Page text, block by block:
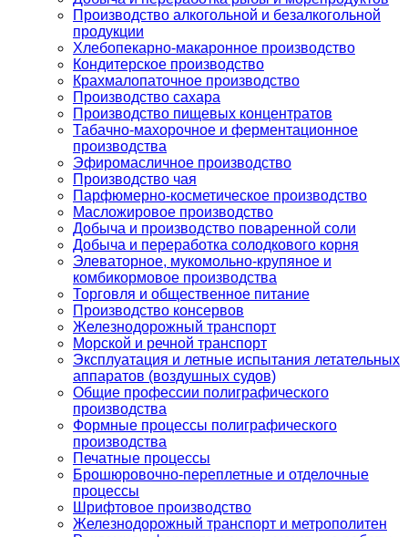
Производство алкогольной и безалкогольной
продукции
Хлебопекарно-макаронное производство
Кондитерское производство
Крахмалопаточное производство
Производство сахара
Производство пищевых концентратов
Табачно-махорочное и ферментационное
производства
Эфиромасличное производство
Производство чая
Парфюмерно-косметическое производство
Масложировое производство
Добыча и производство поваренной соли
Добыча и переработка солодкового корня
Элеваторное, мукомольно-крупяное и
комбикормовое производства
Торговля и общественное питание
Производство консервов
Железнодорожный транспорт
Морской и речной транспорт
Эксплуатация и летные испытания летательных
аппаратов (воздушных судов)
Общие профессии полиграфического
производства
Формные процессы полиграфического
производства
Печатные процессы
Брошюровочно-переплетные и отделочные
процессы
Шрифтовое производство
Железнодорожный транспорт и метрополитен